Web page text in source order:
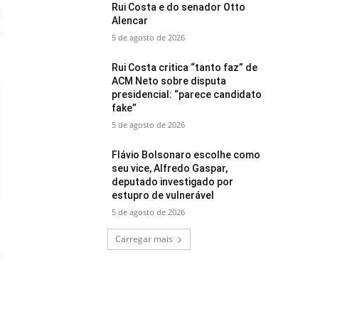
Rui Costa e do senador Otto
Alencar
5 de agosto de 2026
Rui Costa critica “tanto faz” de
ACM Neto sobre disputa
presidencial: “parece candidato
fake”
5 de agosto de 2026
Flávio Bolsonaro escolhe como
seu vice, Alfredo Gaspar,
deputado investigado por
estupro de vulnerável
5 de agosto de 2026
Carregar mais